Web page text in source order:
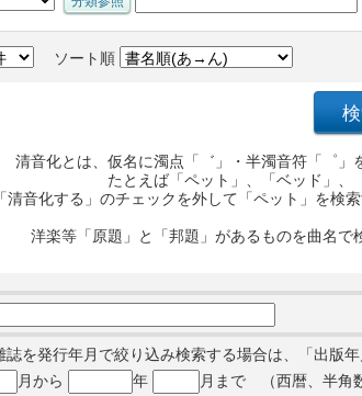
ソート順
清音化とは、仮名に濁点「゛」・半濁音符「゜」
たとえば「ペット」、「ベッド」、
「清音化する」のチェックを外して「ペット」を検
洋楽等「原題」と「邦題」があるものを曲名で
を発行年月で絞り込み検索する場合は、「出版
月から 年 月まで （西暦、半角